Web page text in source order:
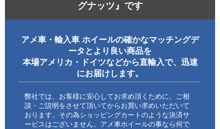
グナッツ』です
アメ車・輸入車 ホイールの確かなマッチングデ
ータとより良い商品を
本場アメリカ・ドイツなどから直輸入で、迅速
にお届けします。
弊社では、お客様に安心してお求め頂くために、ご相
談・ご説明をさせて頂いてからお買い求めいただいて
おります。その為ショッピングカートのような決済サ
ービスはございません。アメ車ホイールの事なら何で